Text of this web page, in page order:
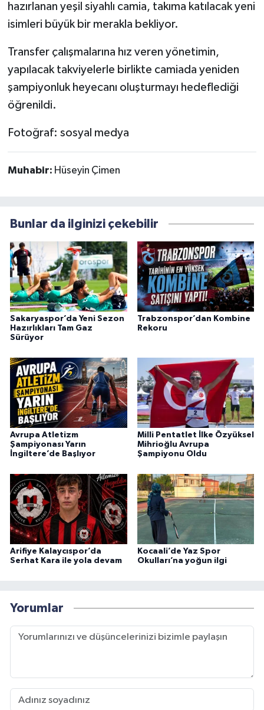
hazırlanan yeşil siyahlı camia, takıma katılacak yeni
isimleri büyük bir merakla bekliyor.
Transfer çalışmalarına hız veren yönetimin,
yapılacak takviyelerle birlikte camiada yeniden
şampiyonluk heyecanı oluşturmayı hedeflediği
öğrenildi.
Fotoğraf: sosyal medya
Muhabir: Hüseyin Çimen
Bunlar da ilginizi çekebilir
Sakaryaspor’da Yeni Sezon
Hazırlıkları Tam Gaz
Sürüyor
Trabzonspor’dan Kombine
Rekoru
Avrupa Atletizm
Şampiyonası Yarın
İngiltere’de Başlıyor
Milli Pentatlet İlke Özyüksel
Mihrioğlu Avrupa
Şampiyonu Oldu
Arifiye Kalaycıspor’da
Serhat Kara ile yola devam
Kocaali’de Yaz Spor
Okulları’na yoğun ilgi
Yorumlar